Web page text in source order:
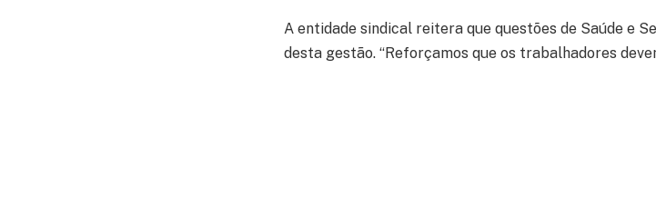
A entidade sindical reitera que questões de Saúde e
desta gestão. “Reforçamos que os trabalhadores